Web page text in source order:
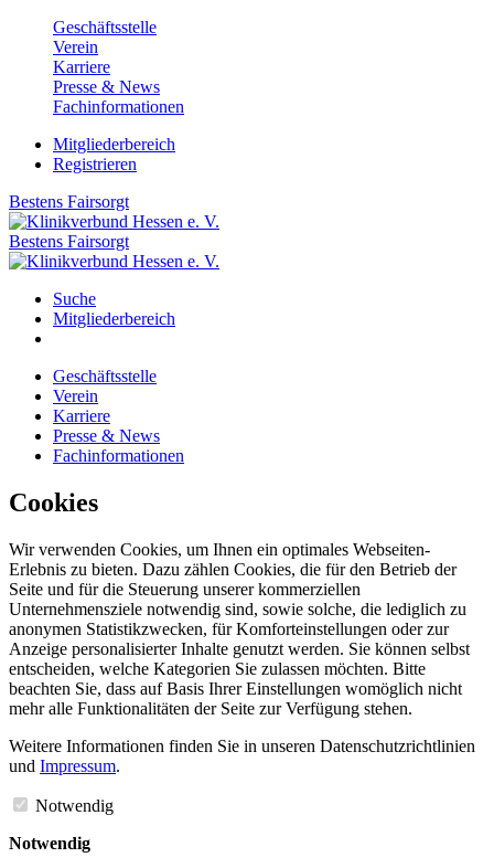
Geschäftsstelle
Verein
Karriere
Presse & News
Fachinformationen
Mitgliederbereich
Registrieren
Bestens Fairsorgt
Bestens Fairsorgt
Suche
Mitgliederbereich
Geschäftsstelle
Verein
Karriere
Presse & News
Fachinformationen
Cookies
Wir verwenden Cookies, um Ihnen ein optimales Webseiten-
Erlebnis zu bieten. Dazu zählen Cookies, die für den Betrieb der
Seite und für die Steuerung unserer kommerziellen
Unternehmensziele notwendig sind, sowie solche, die lediglich zu
anonymen Statistikzwecken, für Komforteinstellungen oder zur
Anzeige personalisierter Inhalte genutzt werden. Sie können selbst
entscheiden, welche Kategorien Sie zulassen möchten. Bitte
beachten Sie, dass auf Basis Ihrer Einstellungen womöglich nicht
mehr alle Funktionalitäten der Seite zur Verfügung stehen.
Weitere Informationen finden Sie in unseren Datenschutzrichtlinien
und Impressum.
Notwendig
Notwendig